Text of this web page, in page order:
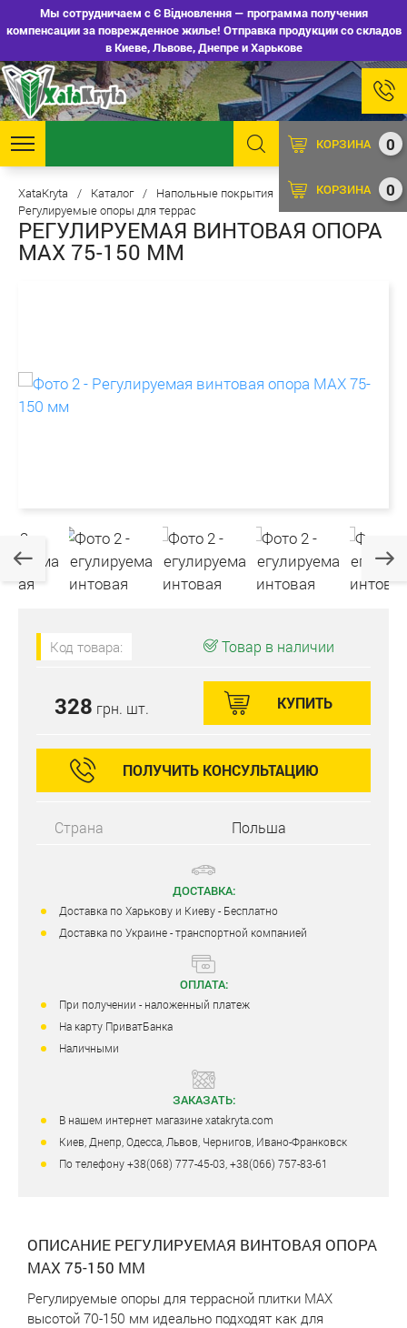
Мы сотрудничаем с Є Відновлення — программа получения
компенсации за поврежденное жилье! Отправка продукции со складов
в Киеве, Львове, Днепре и Харькове
0
КОРЗИНА
0
КОРЗИНА
XataKryta / Каталог / Напольные покрытия
Регулируемые опоры для террас
РЕГУЛИРУЕМАЯ ВИНТОВАЯ ОПОРА
MAX 75-150 ММ
Код товара: Товар в наличии
328 грн. шт. КУПИТЬ
ПОЛУЧИТЬ КОНСУЛЬТАЦИЮ
Страна Польша
ДОСТАВКА:
Доставка по Харькову и Киеву - Бесплатно
Доставка по Украине - транспортной компанией
ОПЛАТА:
При получении - наложенный платеж
На карту ПриватБанка
Наличными
ЗАКАЗАТЬ:
В нашем интернет магазине xatakryta.com
Киев, Днепр, Одесса, Львов, Чернигов, Ивано-Франковск
По телефону +38(068) 777-45-03, +38(066) 757-83-61
ОПИСАНИЕ РЕГУЛИРУЕМАЯ ВИНТОВАЯ ОПОРА
MAX 75-150 ММ
Регулируемые опоры для террасной плитки MAX
высотой 70-150 мм идеально подходят как для